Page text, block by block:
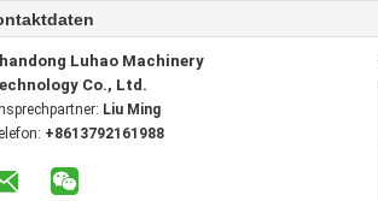
Luhao Machinery
Co., Ltd.
Liu Ming
+8613792161988